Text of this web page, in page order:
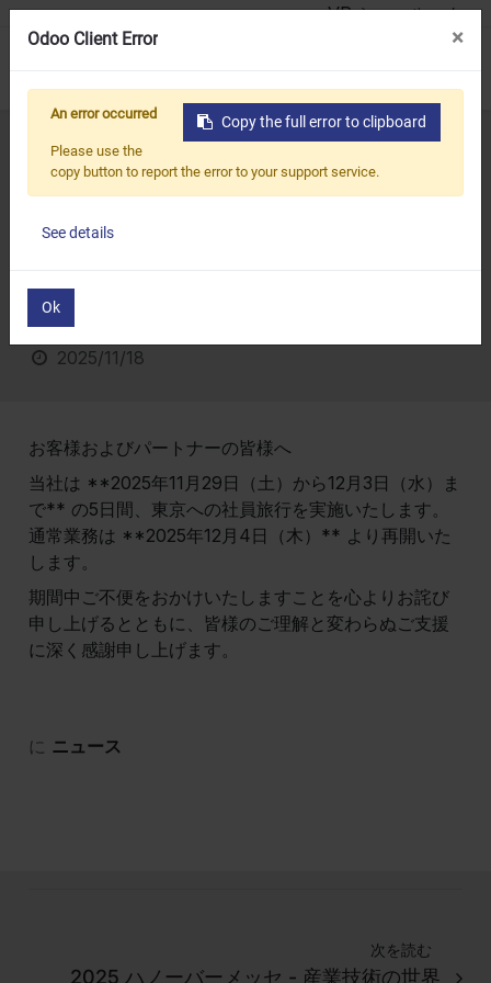
VR ショールーム
ニュース 会社旅行：2025年11月29日（土）〜2025年12月3日（水） 日本・東京
会社旅行：2025年11月
29日（土）〜2025年12
月3日（水） 日本・東京
2025/11/18
お客様およびパートナーの皆様へ
当社は **2025年11月29日（土）から12月3日（水）ま
で** の5日間、東京への社員旅行を実施いたします。
通常業務は **2025年12月4日（木）** より再開いた
します。
期間中ご不便をおかけいたしますことを心よりお詫び
申し上げるとともに、皆様のご理解と変わらぬご支援
に深く感謝申し上げます。
に ニュース
次を読む
2025 ハノーバーメッセ - 産業技術の世界
Odoo Client Error ×
Copy the full error to clipboard
An error occurred
Please use the
copy button to report the error to your support service.
See details
Ok
Odoo Client Error ×
Copy the full error to clipboard
An error occurred
Please use the
copy button to report the error to your support service.
See details
Ok